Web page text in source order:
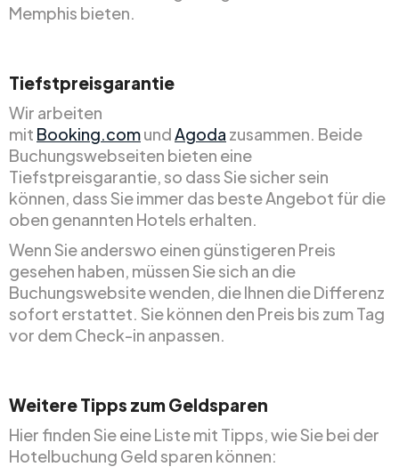
Memphis bieten.
Tiefstpreisgarantie
Wir arbeiten
mit Booking.comund Agoda zusammen. Beide
Buchungswebseiten bieten eine
Tiefstpreisgarantie, so dass Sie sicher sein
können, dass Sie immer das beste Angebot für die
oben genannten Hotels erhalten.
Wenn Sie anderswo einen günstigeren Preis
gesehen haben, müssen Sie sich an die
Buchungswebsite wenden, die Ihnen die Differenz
sofort erstattet. Sie können den Preis bis zum Tag
vor dem Check-in anpassen.
Weitere Tipps zum Geldsparen
Hier finden Sie eine Liste mit Tipps, wie Sie bei der
Hotelbuchung Geld sparen können: